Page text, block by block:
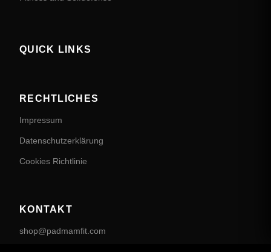
QUICK LINKS
RECHTLICHES
Impressum
Datenschutzerklärung
Cookies Richtlinie
KONTAKT
shop@padmamfit.com